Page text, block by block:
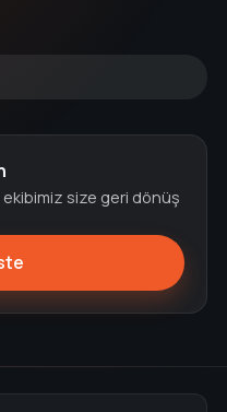
ekibimiz size geri dönüş